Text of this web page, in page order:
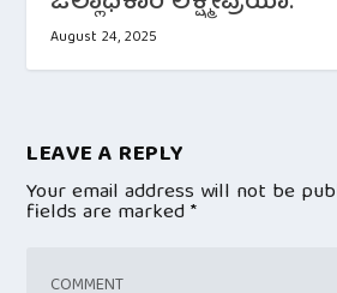
August 24, 2025
LEAVE A REPLY
Your email address will not be
fields are marked*